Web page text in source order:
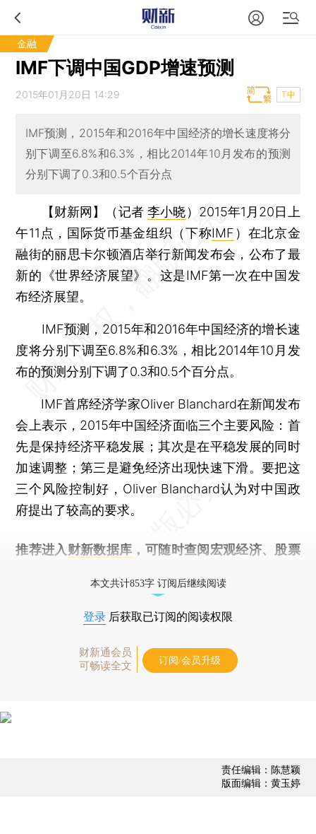
金融
IMF下调中国GDP增速预测
2015年01月20日 14:29 T中
IMF预测，2015年和2016年中国经济的增长速度将分
别下调至6.8%和6.3%，相比2014年10月发布的预测
分别下调了0.3和0.5个百分点
【财新网】（记者李小晓） 2015年1月20日上
午11点，国际货币基金组织（下称IMF ）在北京金
融街的丽思卡尔顿酒店举行新闻发布会，公布了最
新的《世界经济展望》。这是IMF第一次在中国发
布经济展望。
IMF预测，2015年和2016年中国经济的增长速
度将分别下调至6.8%和6.3%，相比2014年10月发
布的预测分别下调了0.3和0.5个百分点。
IMF首席经济学家Oliver Blanchard在新闻发布
会上表示，2015年中国经济面临三个主要风险：首
先是保持经济平稳发展；其次是在平稳发展的同时
加速调整；第三是避免经济出现快速下滑。要把这
三个风险控制好，Oliver Blanchard认为对中国政
府提出了较高的要求。
推荐进入 财新数据库 ，可随时查阅宏观经济、股票
本文共计853字 订阅后继续阅读
登录 后获取已订阅的阅读权限
财新通会员
可畅读全文
订阅/会员升级
责任编辑：陈慧颖
版面编辑：黄玉婷